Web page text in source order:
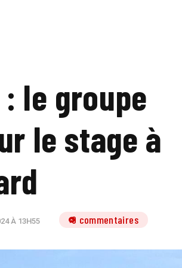
le groupe
le stage à
À 13H55 9 commentaires